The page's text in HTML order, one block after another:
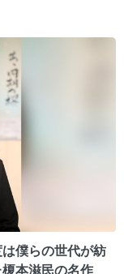
僕らの世代が紡
本滋民の名作